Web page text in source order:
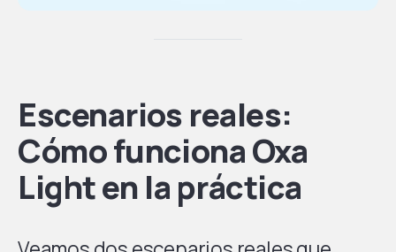
Escenarios reales:
Cómo funciona Oxa
Light en la práctica